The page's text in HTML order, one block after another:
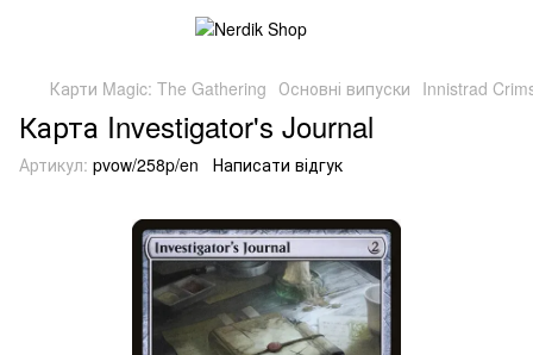
Карти Magic: The Gathering Основні випуски Innistrad
Карта Investigator's Journal
Артикул: pvow/258p/en Написати відгук